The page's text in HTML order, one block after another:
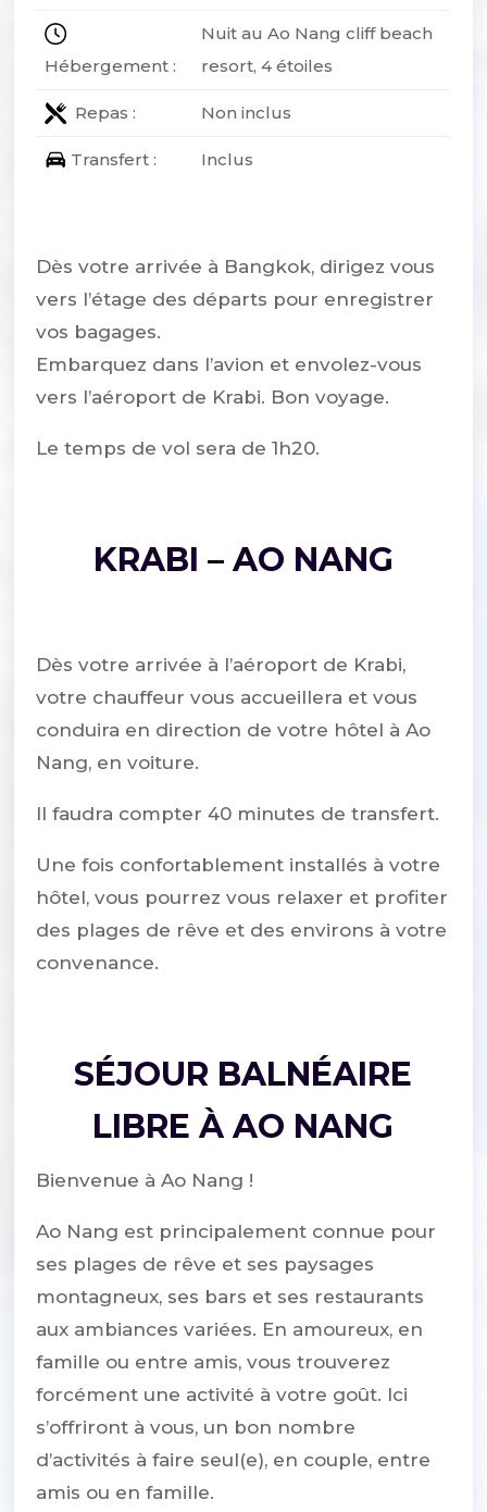
Hébergement :
Nuit au Ao Nang cliff beach
resort, 4 étoiles
Repas : Non inclus
Transfert : Inclus
Dès votre arrivée à Bangkok, dirigez vous
vers l’étage des départs pour enregistrer
vos bagages.
Embarquez dans l’avion et envolez-vous
vers l’aéroport de Krabi. Bon voyage.
Le temps de vol sera de 1h20.
KRABI – AO NANG
Dès votre arrivée à l’aéroport de Krabi,
votre chauffeur vous accueillera et vous
conduira en direction de votre hôtel à Ao
Nang, en voiture.
Il faudra compter 40 minutes de transfert.
Une fois confortablement installés à votre
hôtel, vous pourrez vous relaxer et profiter
des plages de rêve et des environs à votre
convenance.
SÉJOUR BALNÉAIRE
LIBRE À AO NANG
Bienvenue à Ao Nang !
Ao Nang est principalement connue pour
ses plages de rêve et ses paysages
montagneux, ses bars et ses restaurants
aux ambiances variées. En amoureux, en
famille ou entre amis, vous trouverez
forcément une activité à votre goût. Ici
s’offriront à vous, un bon nombre
d’activités à faire seul(e), en couple, entre
amis ou en famille.